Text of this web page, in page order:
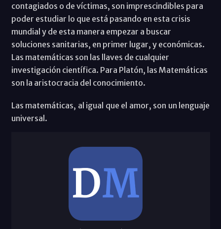
contagiados o de víctimas, son imprescindibles para
poder estudiar lo que está pasando en esta crisis
mundial y de esta manera empezar a buscar
soluciones sanitarias, en primer lugar, y económicas.
Las matemáticas son las llaves de cualquier
investigación científica. Para Platón, las Matemáticas
son la aristocracia del conocimiento.
Las matemáticas, al igual que el amor, son un lenguaje
universal.